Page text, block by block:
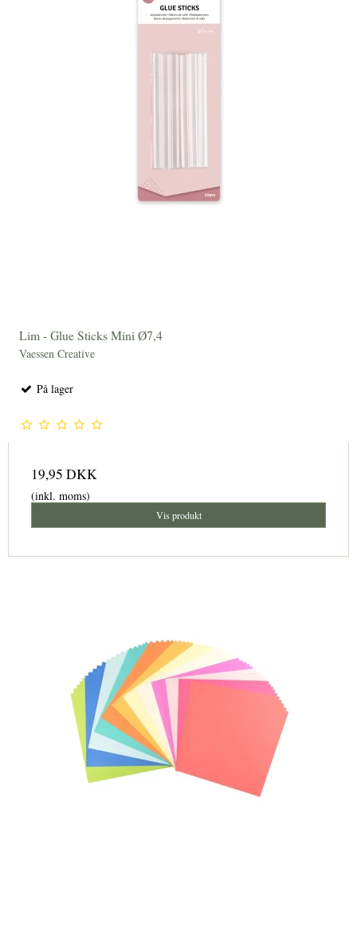
Lim - Glue Sticks Mini Ø7,4
Vaessen Creative
På lager
19,95 DKK
(inkl. moms)
Vis produkt